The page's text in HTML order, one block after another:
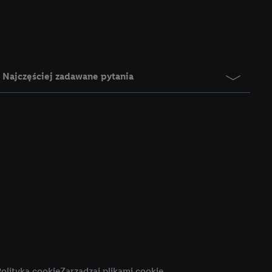
Najczęściej zadawane pytania
jednym z wyżej
możemy
rozpoznać
W tym celu
adres e-
adresu IP. Jeśli
użyciu adresu IP i
usług Lidl. W
Zgodę na
celów marketingu